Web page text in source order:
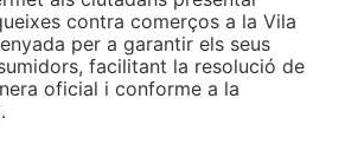
contra comerços a la Vila
per a garantir els seus
facilitant la resolució de
oficial i conforme a la